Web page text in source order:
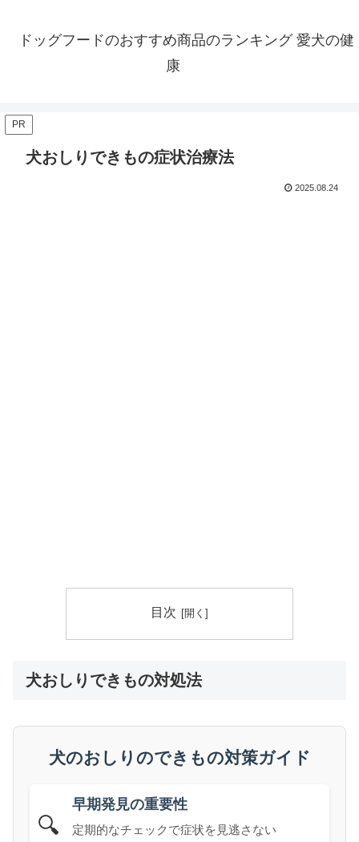
ドッグフードのおすすめ商品のランキング 愛犬の健
康
PR
犬おしりできもの症状治療法
2025.08.24
目次
犬おしりできもの対処法
犬のおしりのできもの対策ガイド
🔍
早期発見の重要性
定期的なチェックで症状を見逃さない